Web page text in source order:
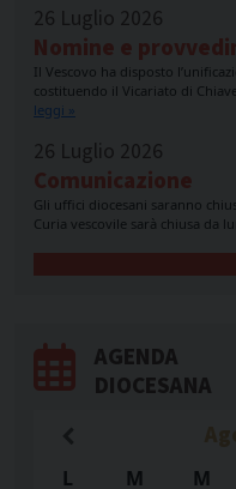
26 Luglio 2026
Nomine e
Il Vescovo ha disposto
costituendo il Vicariato di
leggi »
26 Luglio 2026
Comunicazione
Gli uffici diocesani saranno
Curia vescovile sarà chiusa da
AGENDA
DIOCESANA
L M M